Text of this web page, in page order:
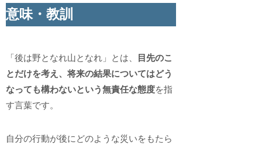
意味・教訓
「後は野となれ山となれ」とは、
目先のこ
とだけを考え、将来の結果についてはどう
なっても構わないという無責任な態度を指
す言葉です。
自分の行動が後にどのような災いをもたら